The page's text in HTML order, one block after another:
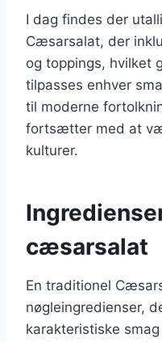
I dag findes der
Cæsarsalat, der
og toppings, hvilket
tilpasses enhver
til moderne
fortsætter med at
kulturer.
cæsarsalat
En traditionel
nøgleingredienser,
karakteristiske